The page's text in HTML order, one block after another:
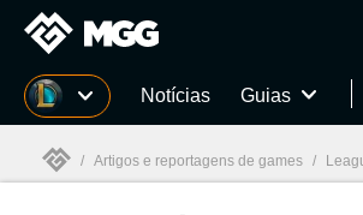
Millenium Notícias Guias
/ Artigos e reportagens de games /